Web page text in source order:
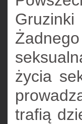
Gruzinki
życia
trafią